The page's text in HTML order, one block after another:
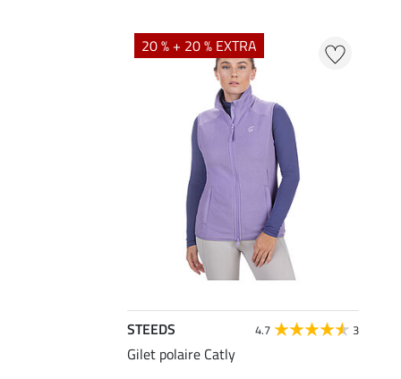
20 % + 20 % EXTRA
STEEDS 4.7 3
Gilet polaire Catly